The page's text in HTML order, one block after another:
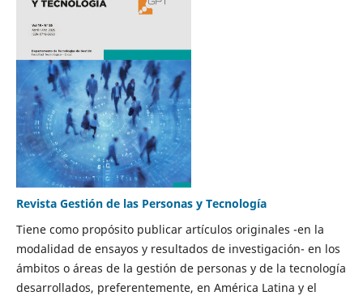
Revista Gestión de las Personas y Tecnología
Tiene como propósito publicar artículos originales -en la
modalidad de ensayos y resultados de investigación- en los
ámbitos o áreas de la gestión de personas y de la tecnología
desarrollados, preferentemente, en América Latina y el